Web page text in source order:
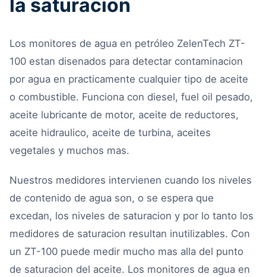
la saturacion
Los monitores de agua en petróleo ZelenTech ZT-
100 estan disenados para detectar contaminacion
por agua en practicamente cualquier tipo de aceite
o combustible. Funciona con diesel, fuel oil pesado,
aceite lubricante de motor, aceite de reductores,
aceite hidraulico, aceite de turbina, aceites
vegetales y muchos mas.
Nuestros medidores intervienen cuando los niveles
de contenido de agua son, o se espera que
excedan, los niveles de saturacion y por lo tanto los
medidores de saturacion resultan inutilizables. Con
un ZT-100 puede medir mucho mas alla del punto
de saturacion del aceite. Los monitores de agua en